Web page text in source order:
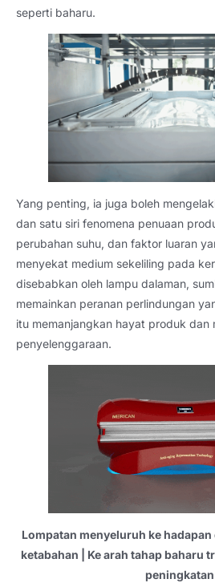
seperti baharu.
Yang penting, ia juga boleh
dan satu siri fenomena penuaan
perubahan suhu, dan faktor luaran
menyekat medium sekeliling pada
disebabkan oleh lampu dalaman,
memainkan peranan perlindungan
itu memanjangkan hayat produk dan
penyelenggaraan.
Lompatan menyeluruh ke
ketabahan | Ke arah tahap baharu
peningkatan